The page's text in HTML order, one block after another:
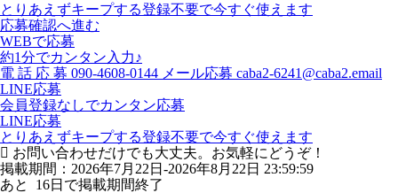
とりあえずキープする登録不要で今すぐ使えます
応募確認へ進む
WEBで応募
約1分でカンタン入力♪
電 話 応 募 090-4608-0144 メール応募 caba2-6241@caba2.email
LINE応募
会員登録なしでカンタン応募
LINE応募
とりあえずキープする登録不要で今すぐ使えます
お問い合わせだけでも大丈夫。お気軽にどうぞ！
掲載期間：2026年7月22日-2026年8月22日 23:59:59
あと 16日で掲載期間終了